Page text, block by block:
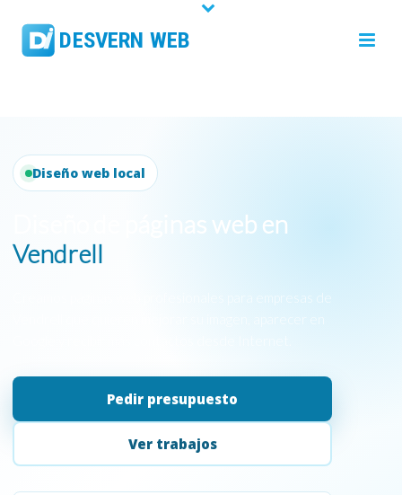
Diseño web local
Diseño de páginas web en
Vendrell
Creamos páginas web profesionales para empresas de
Pedir presupuesto
Ver trabajos